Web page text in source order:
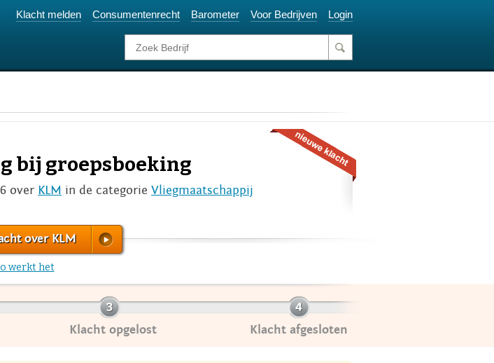
Klacht melden Consumentenrecht Barometer Voor Bedrijven Login
bij groepsboeking
over KLM in de categorie Vliegmaatschappij
over KLM
werkt het
Klacht opgelost Klacht afgesloten